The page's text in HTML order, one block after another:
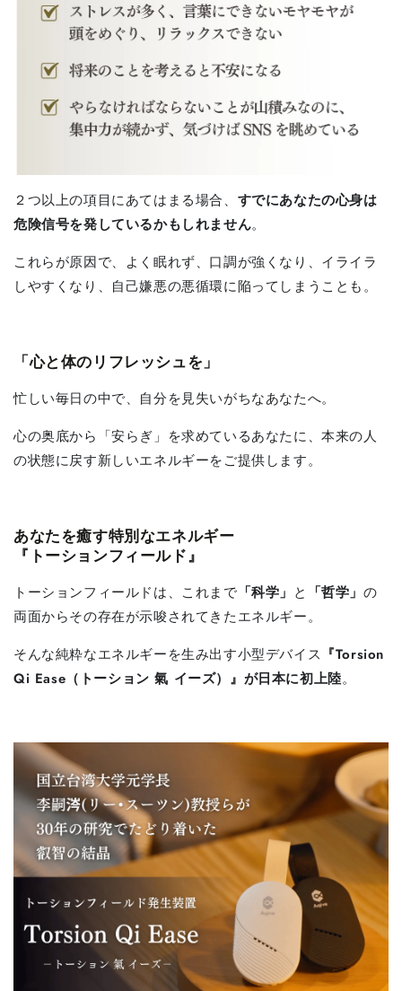
２つ以上の項目にあてはまる場合、 すでにあなたの心身は
危険信号を発しているかもしれません。
これらが原因で、よく眠れず、口調が強くなり、イライラ
しやすくなり、自己嫌悪の悪循環に陥ってしまうことも。
「心と体のリフレッシュを」
忙しい毎日の中で、自分を見失いがちなあなたへ。
心の奥底から「安らぎ」を求めているあなたに、本来の人
の状態に戻す新しいエネルギーをご提供します。
あなたを癒す特別なエネルギー
『トーションフィールド』
トーションフィールドは、これまで 「科学」 と 「哲学」の
両面からその存在が示唆されてきたエネルギー。
そんな純粋なエネルギーを生み出す小型デバイス 『Torsion
Qi Ease（トーション 氣 イーズ）』が日本に初上陸。